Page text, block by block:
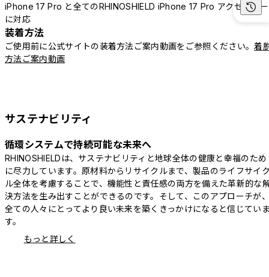
iPhone 17 Pro と全てのRHINOSHIELD iPhone 17 Pro アクセサリー
に対応
装着方法
ご使用前に公式サイトの装着方法ご案内動画をご参照ください。着
方法ご案内動画
サステナビリティ
循環システムで持続可能な未来へ
RHINOSHIELDは、サステナビリティと地球全体の健康と幸福のため
に尽力しています。原材料からリサイクルまで、製品のライフサイ
ル全体を考慮することで、機能性と責任感の両方を備えた革新的な
決方法を生み出すことができるのです。そして、このアプローチが
全ての人々にとってより良い未来を築くきっかけになると信じてい
す。
もっと詳しく